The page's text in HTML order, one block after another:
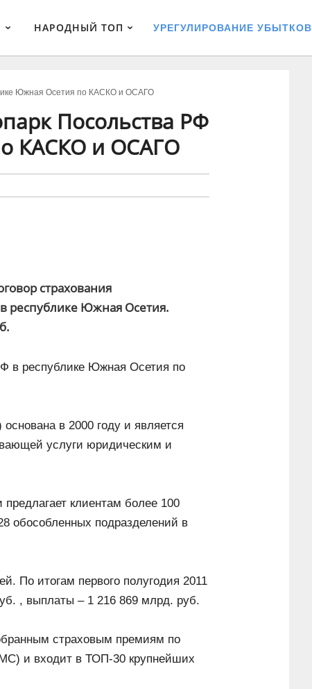
НАРОДНЫЙ ТОП УРЕГУЛИРОВАНИЕ УБЫТКОВ
Южная Осетия по КАСКО и ОСАГО
Посольства РФ
КАСКО и ОСАГО
страхования
республике Южная Осетия.
в республике Южная Осетия по
в 2000 году и является
услуги юридическим и
клиентам более 100
обособленных подразделений в
По итогам первого полугодия 2011
, выплаты – 1 216 869 млрд. руб.
страховым премиям по
и входит в ТОП-30 крупнейших